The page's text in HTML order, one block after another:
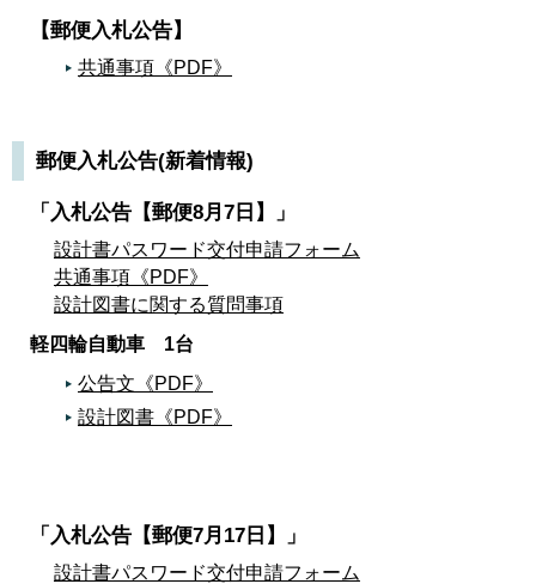
【郵便入札公告】
共通事項《PDF》
郵便入札公告(新着情報)
「入札公告【郵便8月7日】」
設計書パスワード交付申請フォーム
共通事項《PDF》
設計図書に関する質問事項
軽四輪自動車 1台
公告文《PDF》
設計図書《PDF》
「入札公告【郵便7月17日】」
設計書パスワード交付申請フォーム